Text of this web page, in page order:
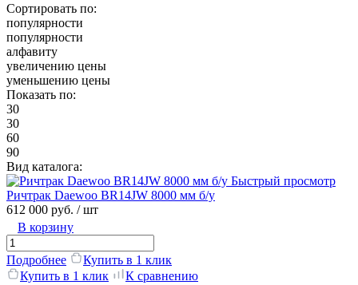
Сортировать по:
популярности
популярности
алфавиту
увеличению цены
уменьшению цены
Показать по:
30
30
60
90
Вид каталога:
Быстрый просмотр
Ричтрак Daewoo BR14JW 8000 мм б/у
612 000 руб. / шт
В корзину
Подробнее
Купить в 1 клик
Купить в 1 клик
К сравнению